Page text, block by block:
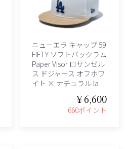
ニューエラ キャップ 59
FIFTY ソフトバックラム
Paper Visor ロサンゼル
ス ドジャース オフホワ
イト × ナチュラル la
￥6,600
660ポイント